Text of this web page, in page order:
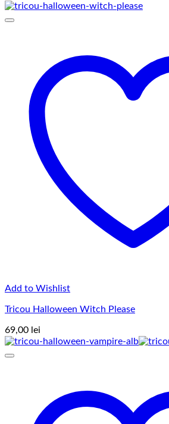
de
75,00 lei
Add to Wishlist
Tricou Halloween Witch Please
69,00 lei